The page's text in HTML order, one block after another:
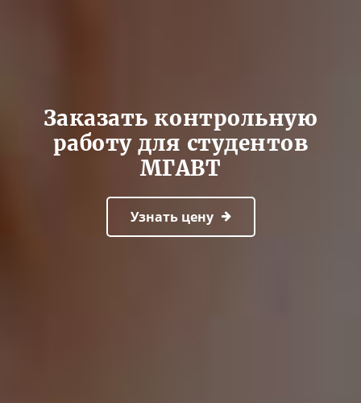
Заказать контрольную
работу для студентов
МГАВТ
Узнать цену